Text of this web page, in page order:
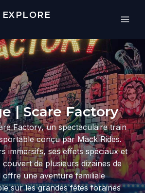
| Scare Factory
Factory, un spectaculaire train
conçu par Mack Rides.
immersifs, ses effets spéciaux et
de plusieurs dizaines de
offre une aventure familiale
sur les grandes fêtes foraines